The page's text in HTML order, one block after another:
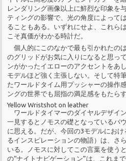
レンダリング画像以上に鮮烈な印象を
ティングの影響で、光の角度によって
ることもある。いずれにせよ、これら
こそ真価がわかる時計だ。
個人的にこのなかで最も引かれたの
のグリッドがお気に入りになると思っ
ンがかったイエローのアクセントをあ
モデルほど強く主張しない。そして特
たワールドタイム用プッシャーの操作
ングの世界でも屈指の満足感をもたら
Yellow Wristshot on leather
ワールドタイマーのダイヤルデザイ
一見するとノモスの礎となっているバ
に思える。だが、今回の3モデルにお
るインスピレーションの物語）は、さ
いる。ノモスに対してこの言葉を使う
の“ナイトナビゲーション”は、これま